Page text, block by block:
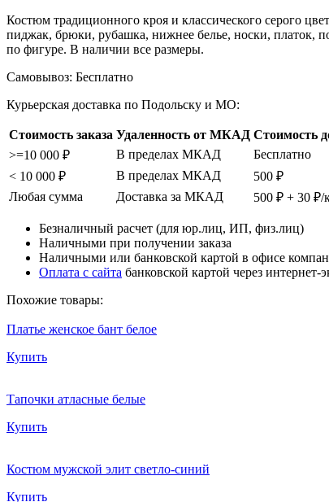
Костюм традиционного кроя и классического серого
пиджак, брюки, рубашка, нижнее белье, носки, платок,
по фигуре. В наличии все размеры.
Самовывоз: Бесплатно
Курьерская доставка по Подольску и МО:
Стоимость заказа Удаленность от МКАД Стоимость
>=10 000 ₽
В пределах МКАД
Бесплатно
< 10 000 ₽
В пределах МКАД
500 ₽
Любая сумма
Доставка за МКАД 500 ₽ + 30 ₽/
Безналичный расчет (для юр.лиц, ИП, физ.лиц)
Наличными при получении заказа
Наличными или банковской картой в офисе
Оплата с сайта банковской картой через
Похожие товары:
Платье женское бант белое
Купить
Тапочки атласные белые
Купить
Костюм мужской элит светло-синий
Купить